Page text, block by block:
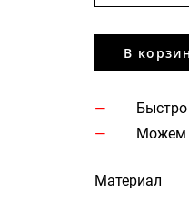
В
Можем
Материал